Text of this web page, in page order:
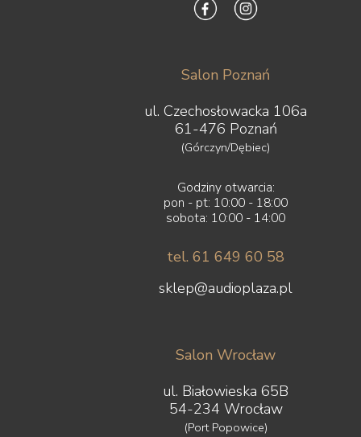
Salon Poznań
ul. Czechosłowacka 106a
61-476 Poznań
(Górczyn/Dębiec)
Godziny otwarcia:
pon - pt: 10:00 - 18:00
sobota: 10:00 - 14:00
tel. 61 649 60 58
sklep@audioplaza.pl
Salon Wrocław
ul. Białowieska 65B
54-234 Wrocław
(Port Popowice)